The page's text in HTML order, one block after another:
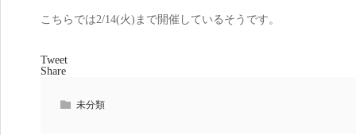
こちらでは2/14(火)まで開催しているそうです。
Tweet
Share
未分類